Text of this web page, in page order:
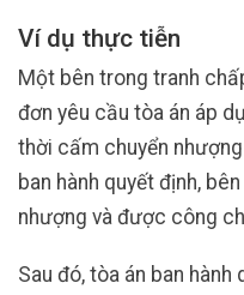
Ví dụ thực tiễn
Một bên trong tranh
đơn yêu cầu tòa án áp
thời cấm chuyển
ban hành quyết định,
nhượng và được công
Sau đó, tòa án ban